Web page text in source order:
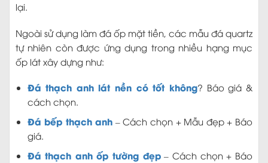
lại.
Ngoài sử dụng làm đá ốp mặt tiền, các mẫu đá quartz
tự nhiên còn được ứng dụng trong nhiều hạng mục
ốp lát xây dựng như:
Đá thạch anh lát nền có tốt không? Báo giá &
cách chọn.
Đá bếp thạch anh – Cách chọn + Mẫu đẹp + Báo
giá.
Đá thạch anh ốp tường đẹp– Cách chọn + Báo